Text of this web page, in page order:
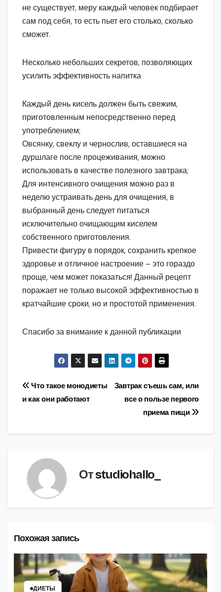
не существует, меру каждый человек подбирает
сам под себя, то есть пьет его столько, сколько
сможет.
Несколько небольших секретов, позволяющих
усилить эффективность напитка
Каждый день кисель должен быть свежим,
приготовленным непосредственно перед
употреблением;
Овсянку, свеклу и чернослив, оставшиеся на
дуршлаге после процеживания, можно
использовать в качестве полезного завтрака;
Для интенсивного очищения можно раз в
неделю устраивать день для очищения, в
выбранный день следует питаться
исключительно очищающим киселем
собственного приготовления.
Привести фигуру в порядок, сохранить крепкое
здоровье и отличное настроение – это гораздо
проще, чем может показаться! Данный рецепт
поражает не только высокой эффективностью в
кратчайшие сроки, но и простотой применения.
Спасибо за внимание к данной публикации
Навигация
записям
Завтрак съешь сам, или
все о пользе первого
приема пищи
Что такое монодиеты
и как они работают
Отstudiohallo_
Похожая запись
ДИЕТЫ